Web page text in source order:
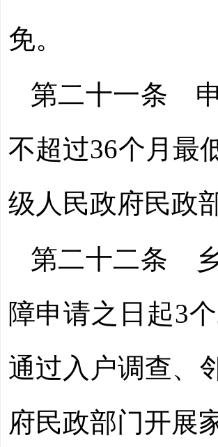
免。
第二十一条
不超过36个月最
级人民政府民政
第二十二条 乡
障申请之日起3
通过入户调查、
府民政部门开展